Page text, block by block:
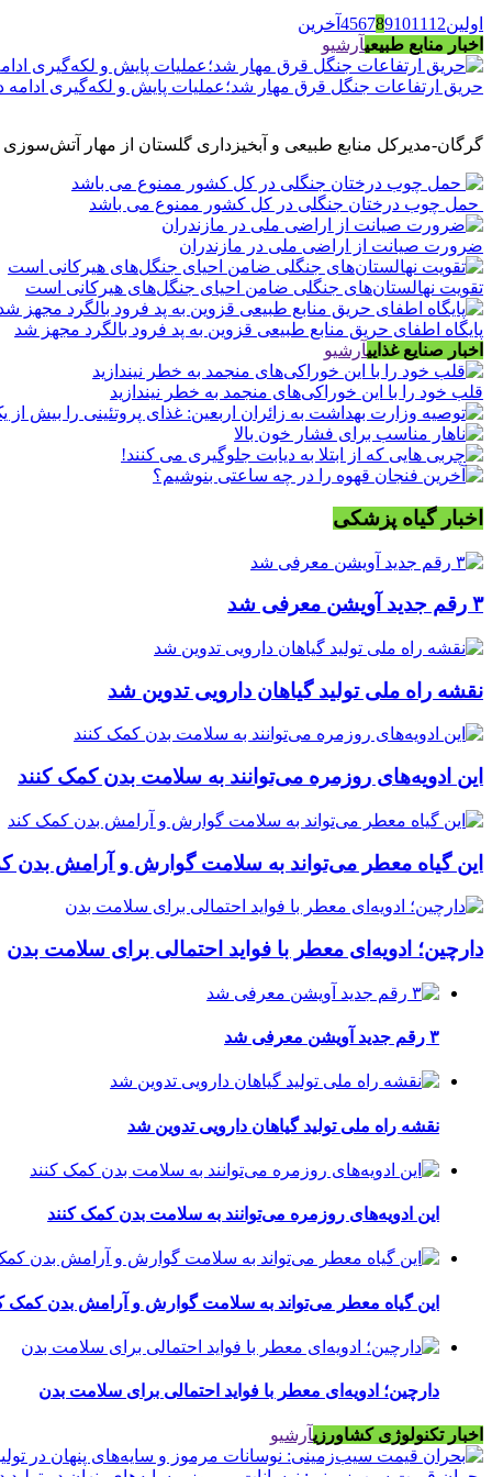
اولین 4567891011 12
آخرین
اخبار منابع طبیعیآرشیو
حریق ارتفاعات جنگل قرق مهار شد؛عملیات پایش و لکه‌گیری ادامه
گرگان-مدیرکل منابع طبیعی و آبخیزداری گلستان از مهار
حمل چوب درختان جنگلی در کل کشور ممنوع می باشد
ضرورت صیانت از اراضی ملی در مازندران
تقویت نهالستان‌های جنگلی ضامن احیای جنگل‌های هیرکانی است
پایگاه اطفای حریق منابع طبیعی قزوین به پد فرود بالگرد مجهز شد
اخبار صنایع غذاییآرشیو
قلب خود را با این خوراکی‌های منجمد به خطر نیندازید
اخبار گیاه پزشکی
۳ رقم جدید آویشن معرفی شد
نقشه راه ملی تولید گیاهان دارویی تدوین شد
این ادویه‌های روزمره می‌توانند به سلامت بدن کمک کنند
این گیاه معطر می‌تواند به سلامت گوارش و آرامش بدن
دارچین؛ ادویه‌ای معطر با فواید احتمالی برای سلامت بدن
۳ رقم جدید آویشن معرفی شد
نقشه راه ملی تولید گیاهان دارویی تدوین شد
این ادویه‌های روزمره می‌توانند به سلامت بدن کمک کنند
این گیاه معطر می‌تواند به سلامت گوارش و آرامش بدن کمک
دارچین؛ ادویه‌ای معطر با فواید احتمالی برای سلامت بدن
اخبار تکنولوژی کشاورزیآرشیو